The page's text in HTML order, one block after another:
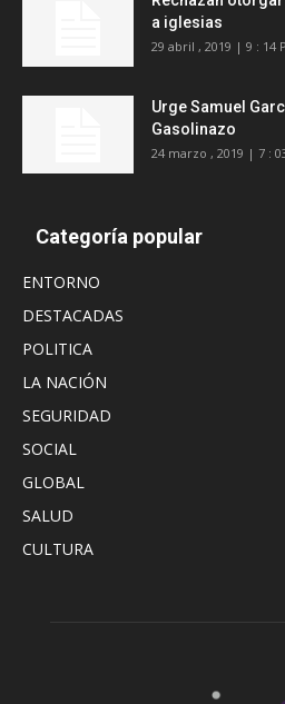
a iglesias
29 abril , 2019 | 9 : 14
Urge Samuel
Gasolinazo
24 marzo , 2019 | 7 :
Categoría popular
ENTORNO
DESTACADAS
POLITICA
LA NACIÓN
SEGURIDAD
SOCIAL
GLOBAL
SALUD
CULTURA